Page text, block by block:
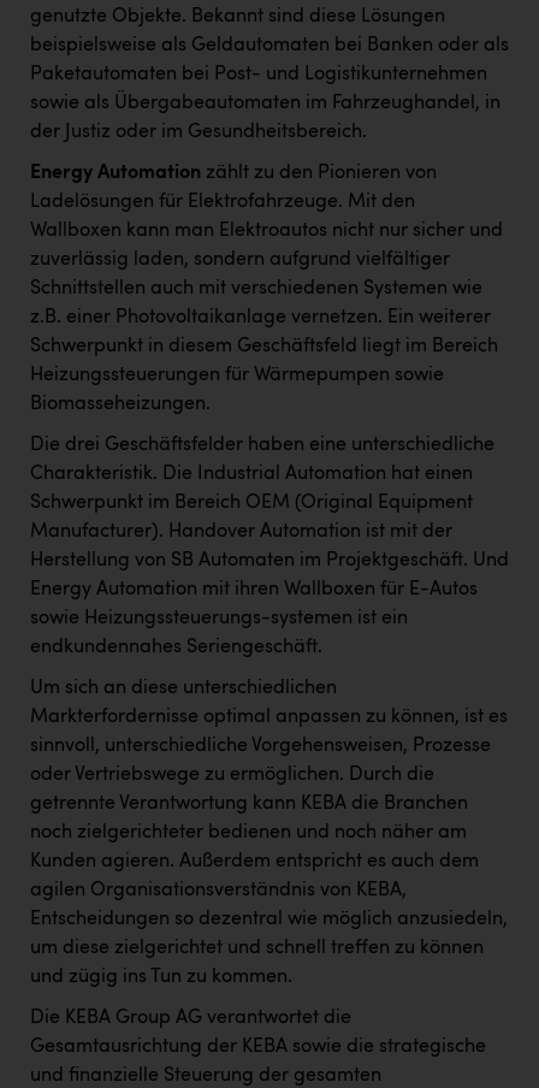
genutzte Objekte. Bekannt sind diese Lösungen
beispielsweise als Geldautomaten bei Banken oder als
Paketautomaten bei Post- und Logistikunternehmen
sowie als Übergabeautomaten im Fahrzeughandel, in
der Justiz oder im Gesundheitsbereich.
Energy Automation zählt zu den Pionieren von
Ladelösungen für Elektrofahrzeuge. Mit den
Wallboxen kann man Elektroautos nicht nur sicher und
zuverlässig laden, sondern aufgrund vielfältiger
Schnittstellen auch mit verschiedenen Systemen wie
z.B. einer Photovoltaikanlage vernetzen. Ein weiterer
Schwerpunkt in diesem Geschäftsfeld liegt im Bereich
Heizungssteuerungen für Wärmepumpen sowie
Biomasseheizungen.
Die drei Geschäftsfelder haben eine unterschiedliche
Charakteristik. Die Industrial Automation hat einen
Schwerpunkt im Bereich OEM (Original Equipment
Manufacturer). Handover Automation ist mit der
Herstellung von SB Automaten im Projektgeschäft. Und
Energy Automation mit ihren Wallboxen für E-Autos
sowie Heizungssteuerungs-systemen ist ein
endkundennahes Seriengeschäft.
Um sich an diese unterschiedlichen
Markterfordernisse optimal anpassen zu können, ist es
sinnvoll, unterschiedliche Vorgehensweisen, Prozesse
oder Vertriebswege zu ermöglichen. Durch die
getrennte Verantwortung kann KEBA die Branchen
noch zielgerichteter bedienen und noch näher am
Kunden agieren. Außerdem entspricht es auch dem
agilen Organisationsverständnis von KEBA,
Entscheidungen so dezentral wie möglich anzusiedeln,
um diese zielgerichtet und schnell treffen zu können
und zügig ins Tun zu kommen.
Die KEBA Group AG verantwortet die
Gesamtausrichtung der KEBA sowie die strategische
und finanzielle Steuerung der gesamten